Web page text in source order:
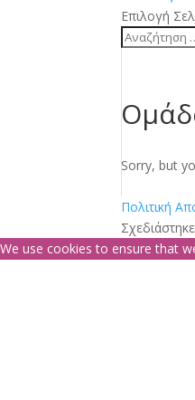
Επιλογή
Sorry, but
Πολιτική
We use cookies to ensure that